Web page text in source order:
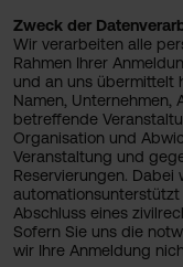
Zweck der
Wir verarbeiten alle
Rahmen Ihrer
und an uns übermittelt
Namen, Unternehmen,
betreffende
Organisation und
Veranstaltung und
Reservierungen. Dabei
Abschluss eines
Sofern Sie uns die
wir Ihre Anmeldung